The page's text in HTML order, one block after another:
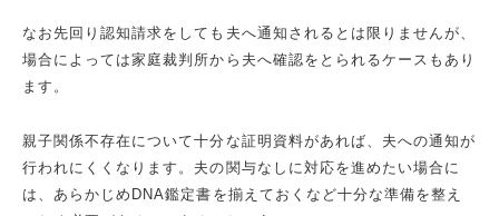
なお先回り認知請求をしても夫へ通知されるとは限りませんが、
場合によっては家庭裁判所から夫へ確認をとられるケースもあり
ます。
親子関係不存在について十分な証明資料があれば、夫への通知が
行われにくくなります。夫の関与なしに対応を進めたい場合に
は、あらかじめDNA鑑定書を揃えておくなど十分な準備を整え